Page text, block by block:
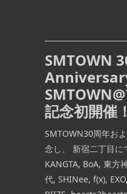
SMTOWN
記念初開催！
SMTOWN30周年お
念し、 新宿二丁目に
KANGTA, BoA, 東方
代, SHINee, f(x),